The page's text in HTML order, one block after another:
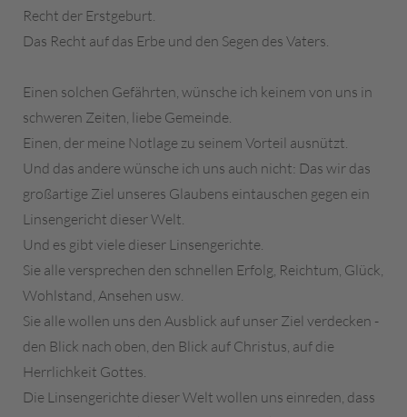
Recht der Erstgeburt.
Das Recht auf das Erbe und den Segen des Vaters.
Einen solchen Gefährten, wünsche ich keinem von uns in
schweren Zeiten, liebe Gemeinde.
Einen, der meine Notlage zu seinem Vorteil ausnützt.
Und das andere wünsche ich uns auch nicht: Das wir das
großartige Ziel unseres Glaubens eintauschen gegen ein
Linsengericht dieser Welt.
Und es gibt viele dieser Linsengerichte.
Sie alle versprechen den schnellen Erfolg, Reichtum, Glück,
Wohlstand, Ansehen usw.
Sie alle wollen uns den Ausblick auf unser Ziel verdecken -
den Blick nach oben, den Blick auf Christus, auf die
Herrlichkeit Gottes.
Die Linsengerichte dieser Welt wollen uns einreden, dass